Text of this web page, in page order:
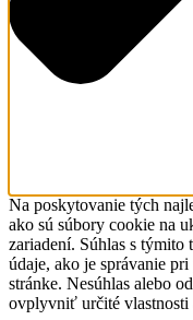
Na poskytovanie tých
ako sú súbory cookie na
zariadení. Súhlas s
údaje, ako je správanie
stránke. Nesúhlas alebo
ovplyvniť určité vlastnosti